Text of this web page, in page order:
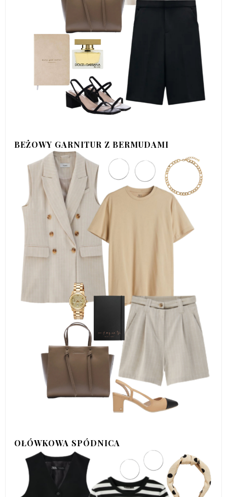
BEŻOWY GARNITUR Z BERMUDAMI
OŁÓWKOWA SPÓDNICA